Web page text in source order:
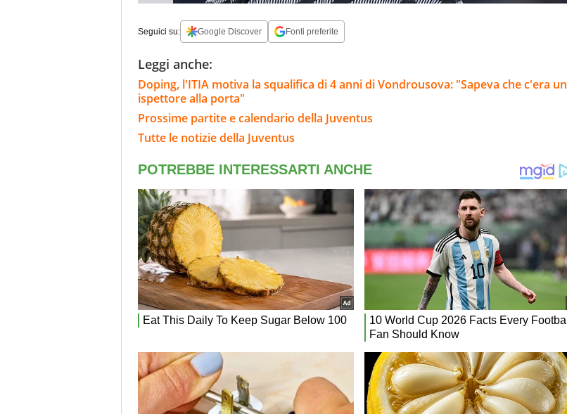
Seguici su: Google Discover Fonti preferite
Leggi anche:
Doping, l'ITIA motiva la squalifica di 4 anni di Vondrousova: "Sapeva che c'era un
ispettore alla porta"
Prossime partite e calendario della Juventus
Tutte le notizie della Juventus